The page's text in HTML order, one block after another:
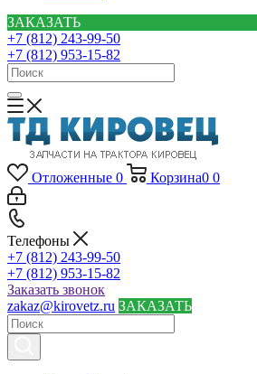
ЗАКАЗАТЬ
+7 (812) 243-99-50
+7 (812) 953-15-82
Отложенные 0 Корзина0 0
Телефоны
+7 (812) 243-99-50
+7 (812) 953-15-82
Заказать звонок
zakaz@kirovetz.ru ЗАКАЗАТЬ